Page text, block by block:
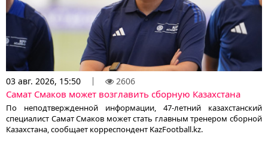
03 авг. 2026, 15:50 2606
Самат Смаков может возглавить сборную Казахстана
По неподтвержденной информации, 47-летний казахстанский
специалист Самат Смаков может стать главным тренером сборной
Казахстана, сообщает корреспондент KazFootball.kz.